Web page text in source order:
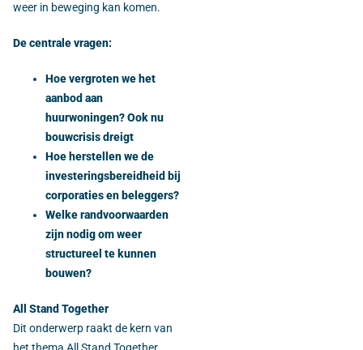
weer in beweging kan komen.
De centrale vragen:
Hoe vergroten we het
aanbod aan
huurwoningen? Ook nu
bouwcrisis dreigt
Hoe herstellen we de
investeringsbereidheid bij
corporaties en beleggers?
Welke randvoorwaarden
zijn nodig om weer
structureel te kunnen
bouwen?
All Stand Together
Dit onderwerp raakt de kern van